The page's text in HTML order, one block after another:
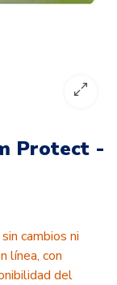
Protect -
cambios ni
línea, con
del